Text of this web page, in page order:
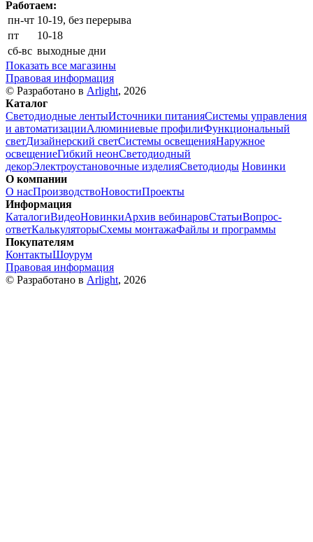
Работаем:
пн-чт 10-19, без перерыва
пт
10-18
сб-вс выходные дни
Показать все магазины
Правовая информация
© Разработано в Arlight, 2026
Каталог
Светодиодные лентыИсточники питанияСистемы управления
и автоматизацииАлюминиевые профилиФункциональный
светДизайнерский светСистемы освещенияНаружное
освещениеГибкий неонСветодиодный
декорЭлектроустановочные изделияСветодиоды Новинки
О компании
О насПроизводствоНовостиПроекты
Информация
КаталогиВидеоНовинкиАрхив вебинаровСтатьиВопрос-
ответКалькуляторыСхемы монтажаФайлы и программы
Покупателям
КонтактыШоурум
Правовая информация
© Разработано в Arlight, 2026